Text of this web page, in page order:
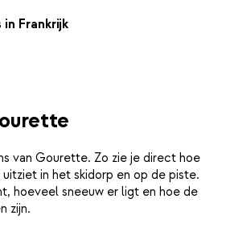
in Frankrijk
van Gourette. Zo zie je direct hoe
in het skidorp en op de piste.
hoeveel sneeuw er ligt en hoe de
zijn.